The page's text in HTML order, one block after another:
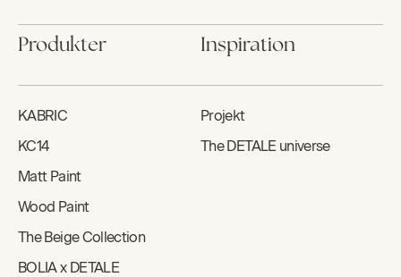
Produkter
KABRIC
KC14
Matt Paint
Wood Paint
The Beige Collection
BOLIA x DETALE
Inspiration
Projekt
The DETALE universe